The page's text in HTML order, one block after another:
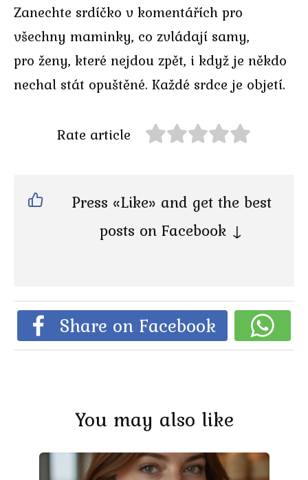
Zanechte srdíčko v komentářích pro
všechny maminky, co zvládají samy,
pro ženy, které nejdou zpět, i když je někdo
nechal stát opuštěné. Každé srdce je objetí.
Rate article
Press «Like» and get the best
posts on Facebook ↓
Share on Facebook
You may also like